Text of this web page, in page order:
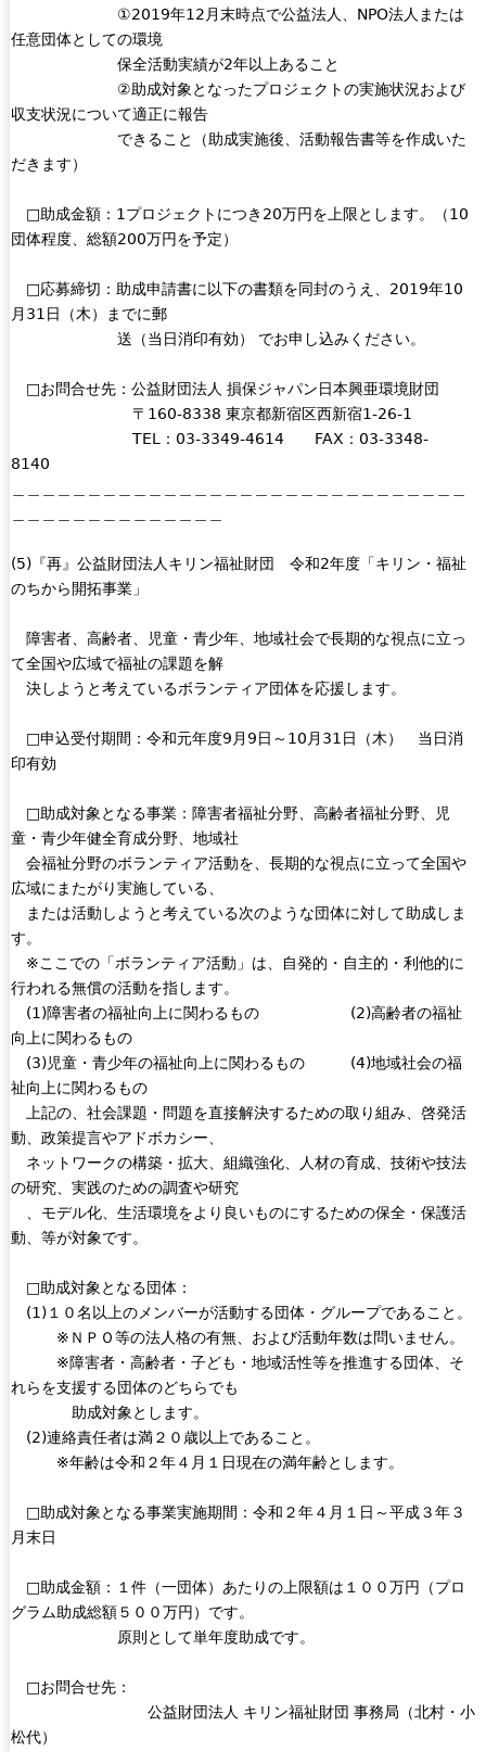
①2019年12月末時点で公益法人、NPO法人または
任意団体としての環境
保全活動実績が2年以上あること
②助成対象となったプロジェクトの実施状況および
収支状況について適正に報告
できること（助成実施後、活動報告書等を作成いた
だきます）
□助成金額：1プロジェクトにつき20万円を上限とします。（10
団体程度、総額200万円を予定）
□応募締切：助成申請書に以下の書類を同封のうえ、2019年10
月31日（木）までに郵
送（当日消印有効） でお申し込みください。
□お問合せ先：公益財団法人 損保ジャパン日本興亜環境財団
〒160-8338 東京都新宿区西新宿1-26-1
TEL：03-3349-4614 FAX：03-3348-
8140
(5)『再』公益財団法人キリン福祉財団 令和2年度「キリン・福祉
のちから開拓事業」
障害者、高齢者、児童・青少年、地域社会で長期的な視点に立っ
て全国や広域で福祉の課題を解
決しようと考えているボランティア団体を応援します。
□申込受付期間：令和元年度9月9日～10月31日（木） 当日消
印有効
□助成対象となる事業：障害者福祉分野、高齢者福祉分野、児
童・青少年健全育成分野、地域社
会福祉分野のボランティア活動を、長期的な視点に立って全国や
広域にまたがり実施している、
または活動しようと考えている次のような団体に対して助成しま
す。
※ここでの「ボランティア活動」は、自発的・自主的・利他的に
行われる無償の活動を指します。
(1)障害者の福祉向上に関わるもの (2)高齢者の福祉
向上に関わるもの
(3)児童・青少年の福祉向上に関わるもの (4)地域社会の福
祉向上に関わるもの
上記の、社会課題・問題を直接解決するための取り組み、啓発活
動、政策提言やアドボカシー、
ネットワークの構築・拡大、組織強化、人材の育成、技術や技法
の研究、実践のための調査や研究
、モデル化、生活環境をより良いものにするための保全・保護活
動、等が対象です。
□助成対象となる団体：
(1)１０名以上のメンバーが活動する団体・グループであること。
※ＮＰＯ等の法人格の有無、および活動年数は問いません。
※障害者・高齢者・子ども・地域活性等を推進する団体、そ
れらを支援する団体のどちらでも
助成対象とします。
(2)連絡責任者は満２０歳以上であること。
※年齢は令和２年４月１日現在の満年齢とします。
□助成対象となる事業実施期間：令和２年４月１日～平成３年３
月末日
□助成金額：１件（一団体）あたりの上限額は１００万円（プロ
グラム助成総額５００万円）です。
原則として単年度助成です。
□お問合せ先：
公益財団法人 キリン福祉財団 事務局（北村・小
松代）